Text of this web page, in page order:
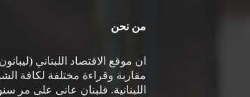
من نحن
ان موقع الاقتصاد اللبناني
مقاربة وقراءة مختلفة لكافة
اللبنانية. فلبنان عانى على مر